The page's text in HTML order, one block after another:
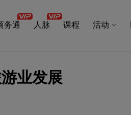
务通 人脉 课程 活动
业发展